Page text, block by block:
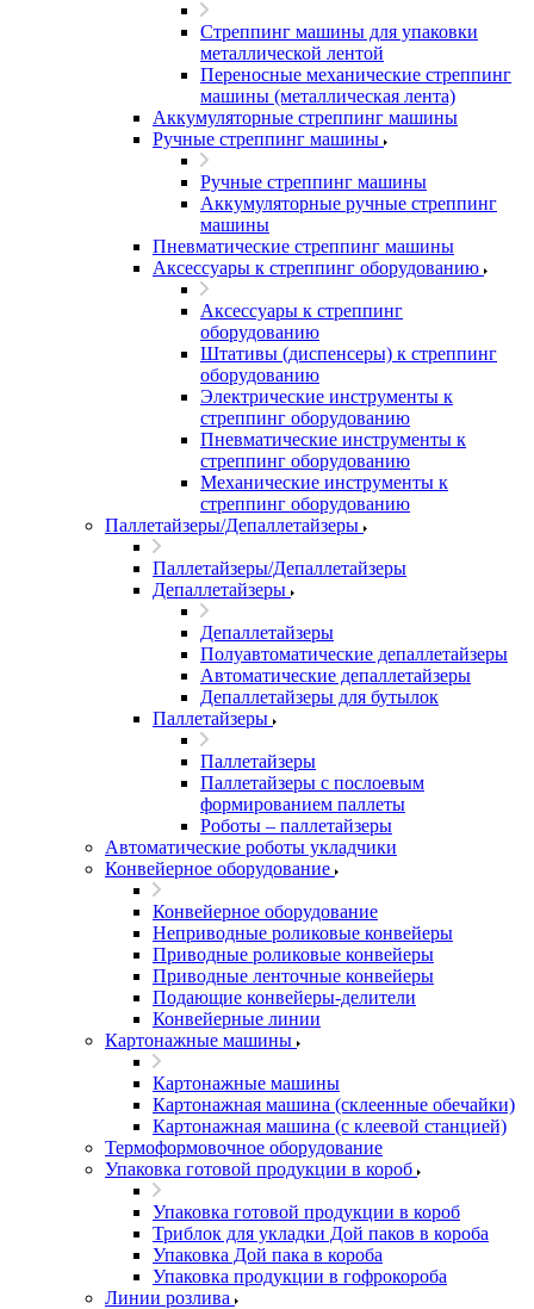
Стреппинг машины для упаковки
металлической лентой
Переносные механические стреппинг
машины (металлическая лента)
Аккумуляторные стреппинг машины
Ручные стреппинг машины
Ручные стреппинг машины
Аккумуляторные ручные стреппинг
машины
Пневматические стреппинг машины
Аксессуары к стреппинг оборудованию
Аксессуары к стреппинг
оборудованию
Штативы (диспенсеры) к стреппинг
оборудованию
Электрические инструменты к
стреппинг оборудованию
Пневматические инструменты к
стреппинг оборудованию
Механические инструменты к
стреппинг оборудованию
Паллетайзеры/Депаллетайзеры
Паллетайзеры/Депаллетайзеры
Депаллетайзеры
Депаллетайзеры
Полуавтоматические депаллетайзеры
Автоматические депаллетайзеры
Депаллетайзеры для бутылок
Паллетайзеры
Паллетайзеры
Паллетайзеры с послоевым
формированием паллеты
Роботы – паллетайзеры
Автоматические роботы укладчики
Конвейерное оборудование
Конвейерное оборудование
Неприводные роликовые конвейеры
Приводные роликовые конвейеры
Приводные ленточные конвейеры
Подающие конвейеры-делители
Конвейерные линии
Картонажные машины
Картонажные машины
Картонажная машина (склеенные обечайки)
Картонажная машина (с клеевой станцией)
Термоформовочное оборудование
Упаковка готовой продукции в короб
Упаковка готовой продукции в короб
Триблок для укладки Дой паков в короба
Упаковка Дой пака в короба
Упаковка продукции в гофрокороба
Линии розлива